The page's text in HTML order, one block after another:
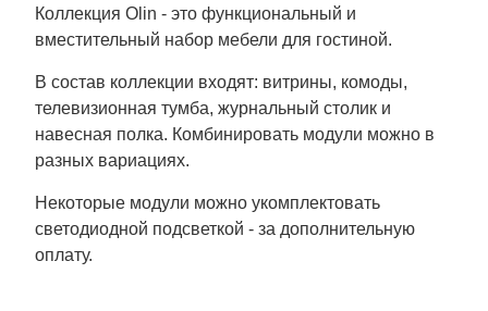
Коллекция Olin - это функциональный и
вместительный набор мебели для гостиной.
В состав коллекции входят: витрины, комоды,
телевизионная тумба, журнальный столик и
навесная полка. Комбинировать модули можно в
разных вариациях.
Некоторые модули можно укомплектовать
светодиодной подсветкой - за дополнительную
оплату.